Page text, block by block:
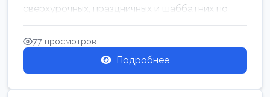
сверхурочных, праздничных и шаббатних по
закон...
77 просмотров
Подробнее